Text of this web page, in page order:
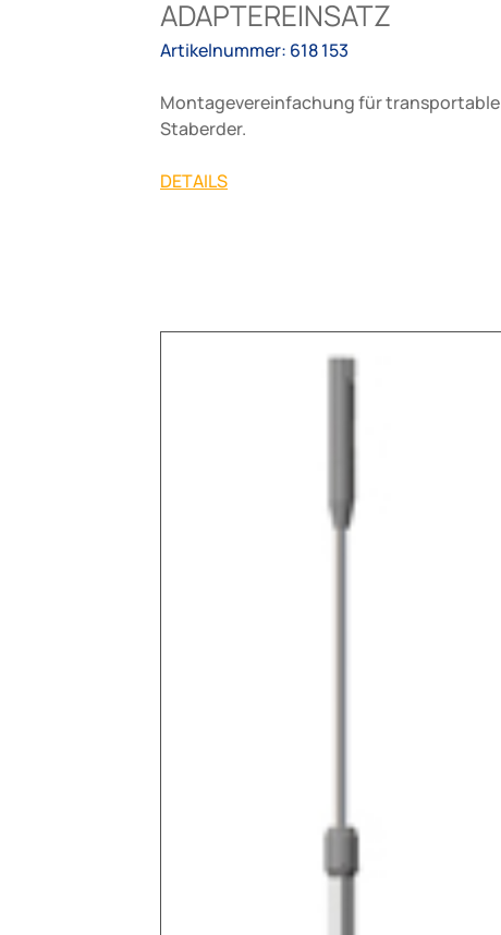
ADAPTEREINSATZ
Artikelnummer: 618 153
Montagevereinfachung für transportable
Staberder.
DETAILS